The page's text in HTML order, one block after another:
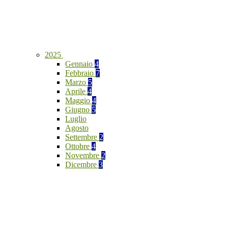
2025
Gennaio 4
Febbraio 7
Marzo 5
Aprile 4
Maggio 4
Giugno 5
Luglio
Agosto
Settembre 2
Ottobre 4
Novembre 2
Dicembre 3